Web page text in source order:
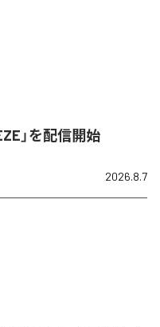
」を配信開始
2026.8.7